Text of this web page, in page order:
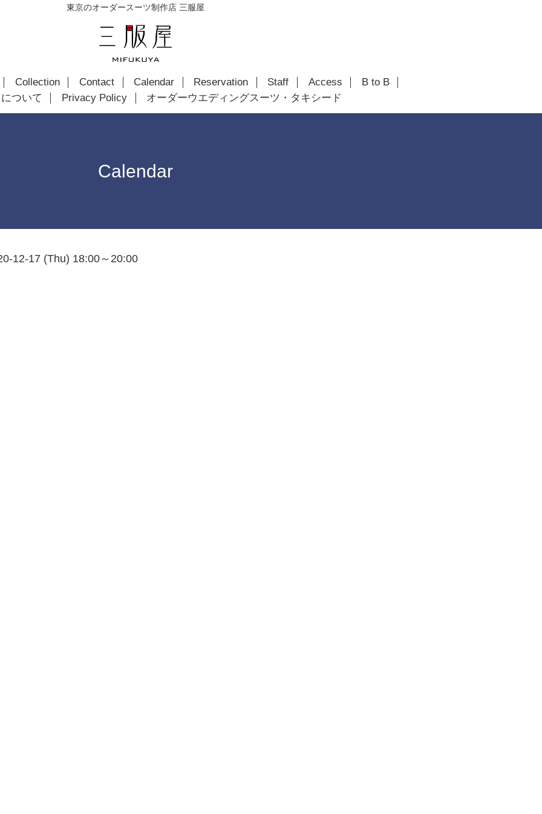
東京のオーダースーツ制作店 三服屋
Collection Contact Calendar Reservation Staff Access
B to B
ついて
Privacy Policy オーダーウエディングスーツ・タキシード
Calendar
12-17 (Thu) 18:00～20:00